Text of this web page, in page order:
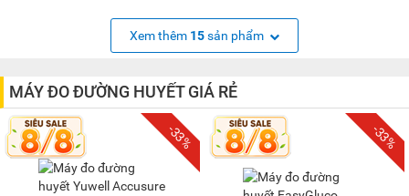
Xem thêm 15sản phẩm
MÁY ĐO ĐƯỜNG HUYẾT GIÁ RẺ
-33% -33%